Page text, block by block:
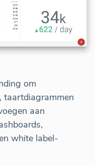
om
taartdiagrammen
aan
white label-